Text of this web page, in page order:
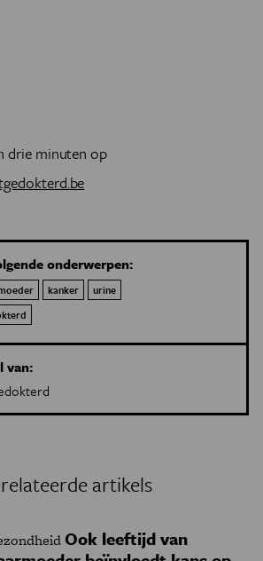
drie minuten op
onderwerpen:
kanker
urine
van:
artikels
Ook leeftijd van